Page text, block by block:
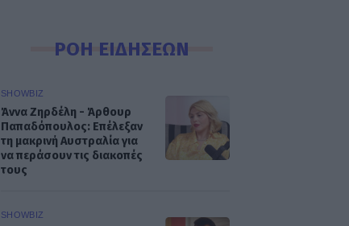
ΡΟΗ ΕΙΔΗΣΕΩΝ
SHOWBIZ
Άννα Ζηρδέλη - Άρθουρ
Παπαδόπουλος: Eπέλεξαν
τη μακρινή Αυστραλία για
να περάσουν τις διακοπές
τους
SHOWBIZ